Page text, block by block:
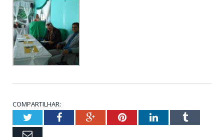
COMPARTILHAR:
TwitterFacebookGoogle+PinterestLinkedInTumblr
Email